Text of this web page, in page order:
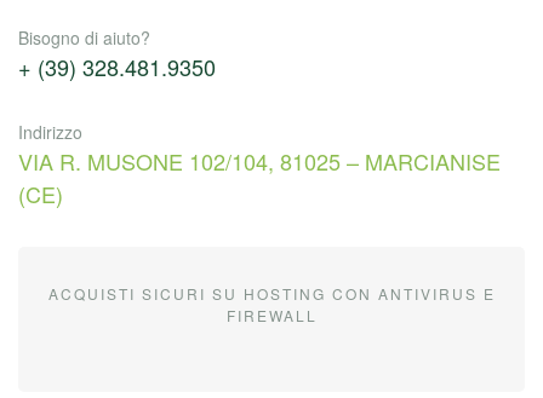
Bisogno di aiuto?
+ (39) 328.481.9350
Indirizzo
VIA R. MUSONE 102/104, 81025 – MARCIANISE
(CE)
ACQUISTI SICURI SU HOSTING CON ANTIVIRUS E
FIREWALL